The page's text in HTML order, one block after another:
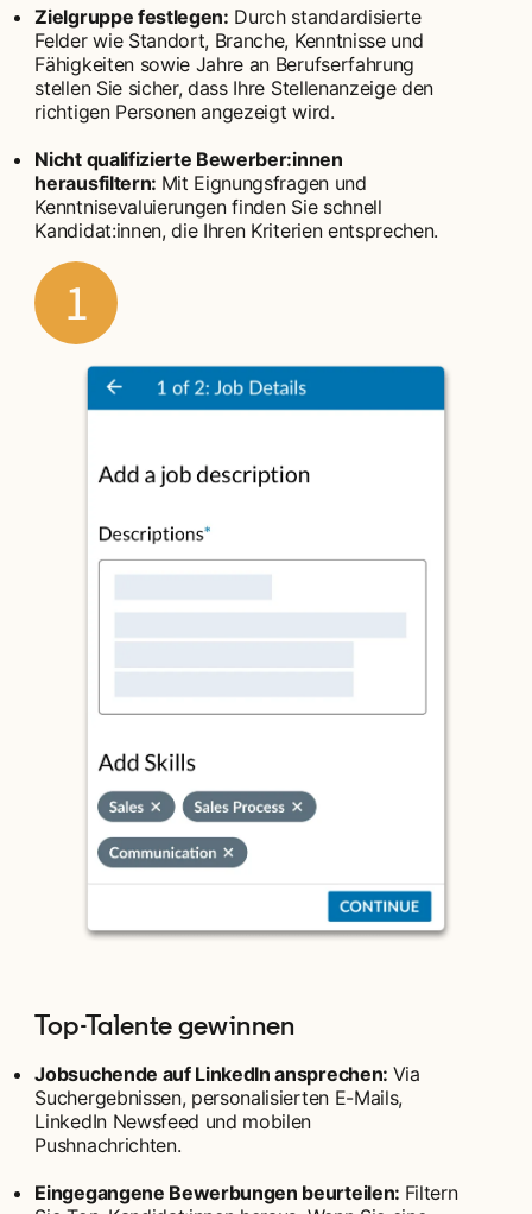
Zielgruppe festlegen: Durch standardisierte
Felder wie Standort, Branche, Kenntnisse und
Fähigkeiten sowie Jahre an Berufserfahrung
stellen Sie sicher, dass Ihre Stellenanzeige den
richtigen Personen angezeigt wird.
Nicht qualifizierte Bewerber:innen
herausfiltern: Mit Eignungsfragen und
Kenntnisevaluierungen finden Sie schnell
Kandidat:innen, die Ihren Kriterien entsprechen.
Top-Talente gewinnen
Jobsuchende auf LinkedIn ansprechen: Via
Suchergebnissen, personalisierten E-Mails,
LinkedIn Newsfeed und mobilen
Pushnachrichten.
Eingegangene Bewerbungen beurteilen: Filtern